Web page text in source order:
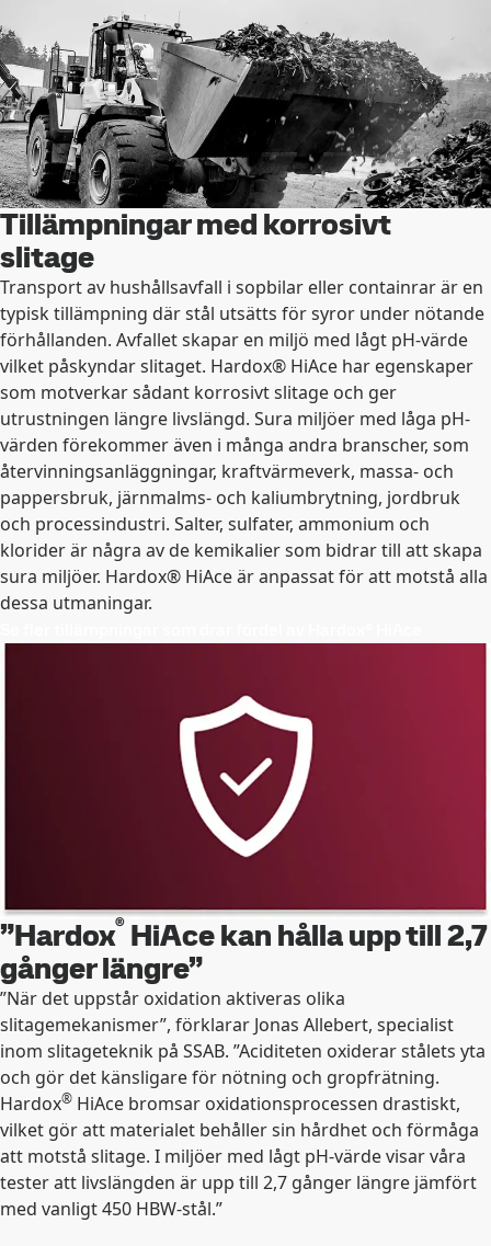
Tillämpningar med korrosivt
slitage
Transport av hushållsavfall i sopbilar eller containrar är en
typisk tillämpning där stål utsätts för syror under nötande
förhållanden. Avfallet skapar en miljö med lågt pH-värde
vilket påskyndar slitaget. Hardox® HiAce har egenskaper
som motverkar sådant korrosivt slitage och ger
utrustningen längre livslängd. Sura miljöer med låga pH-
värden förekommer även i många andra branscher, som
återvinningsanläggningar, kraftvärmeverk, massa- och
pappersbruk, järnmalms- och kaliumbrytning, jordbruk
och processindustri. Salter, sulfater, ammonium och
klorider är några av de kemikalier som bidrar till att skapa
sura miljöer. Hardox® HiAce är anpassat för att motstå alla
dessa utmaningar.
”Hardox® HiAce kan hålla upp till 2,7
gånger längre”
”När det uppstår oxidation aktiveras olika
slitagemekanismer”, förklarar Jonas Allebert, specialist
inom slitageteknik på SSAB. ”Aciditeten oxiderar stålets yta
och gör det känsligare för nötning och gropfrätning.
Hardox® HiAce bromsar oxidationsprocessen drastiskt,
vilket gör att materialet behåller sin hårdhet och förmåga
att motstå slitage. I miljöer med lågt pH-värde visar våra
tester att livslängden är upp till 2,7 gånger längre jämfört
med vanligt 450 HBW-stål.”